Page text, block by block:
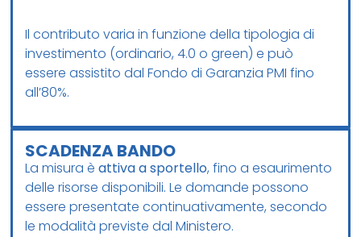
Il contributo varia in funzione della tipologia di
investimento (ordinario, 4.0 o green) e può
essere assistito dal Fondo di Garanzia PMI fino
all’80%.
SCADENZA BANDO
La misura èattiva a sportello, fino a esaurimento
delle risorse disponibili. Le domande possono
essere presentate continuativamente, secondo
le modalità previste dal Ministero.